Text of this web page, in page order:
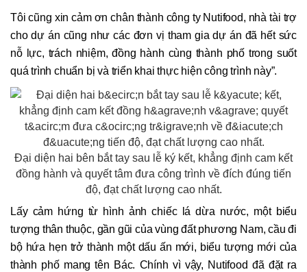
Tôi cũng xin cảm ơn chân thành công ty Nutifood, nhà tài trợ
cho dự án cũng như các đơn vị tham gia dự án đã hết sức
nỗ lực, trách nhiệm, đồng hành cùng thành phố trong suốt
quá trình chuẩn bị và triển khai thực hiện công trình này”.
Đại diện hai bên bắt tay sau lễ ký kết, khẳng định cam kết
đồng hành và quyết tâm đưa công trình về đích đúng tiến
độ, đạt chất lượng cao nhất.
Lấy cảm hứng từ hình ảnh chiếc lá dừa nước, một biểu
tượng thân thuộc, gần gũi của vùng đất phương Nam, cầu đi
bộ hứa hẹn trở thành một dấu ấn mới, biểu tượng mới của
thành phố mang tên Bác. Chính vì vậy, Nutifood đã đặt ra